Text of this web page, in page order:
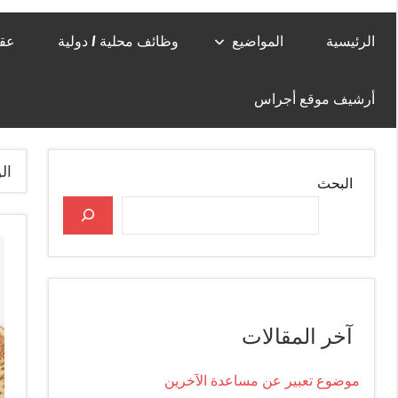
الرئيسية المواضيع وظائف محلية / دولية
أرشيف موقع أجراس
البحث
آخر المقالات
موضوع تعبير عن مساعدة الآخرين